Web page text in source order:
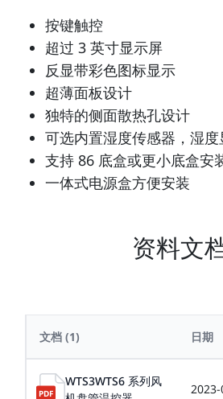
按键触控
超过 3 英寸显示屏
反显带彩色图标显示
超薄面板设计
独特的侧面散热孔设计
可选内置湿度传感器，湿
支持 86 底盒或更小底盒安
一体式电源盒方便安装
资料文
文档 (1) 日期
WTS3WTS6 系列风